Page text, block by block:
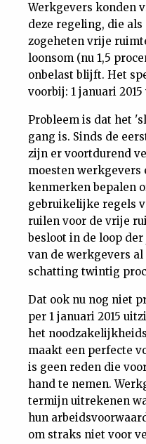
Werkgevers konden
deze regeling, die
zogeheten vrije
loonsom (nu 1,5
onbelast blijft. Het
voorbij: 1 januari
Probleem is dat het
gang is. Sinds de
zijn er voortdurend
moesten werkgevers
kenmerken bepalen
gebruikelijke regels
ruilen voor de vrije
besloot in de loop
van de werkgevers
schatting twintig
Dat ook nu nog niet
per 1 januari 2015
het
maakt een perfecte
is geen reden die
hand te nemen.
termijn uitrekenen
hun
om straks niet voor